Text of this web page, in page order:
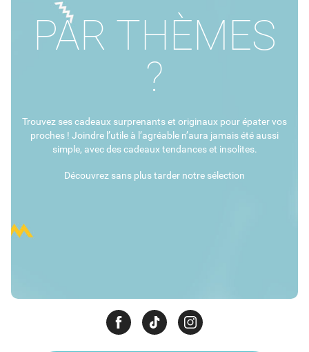
PAR THÈMES
?
Trouvez ses cadeaux surprenants et originaux pour épater vos
proches ! Joindre l’utile à l’agréable n’aura jamais été aussi
simple, avec des cadeaux tendances et insolites.
Découvrez sans plus tarder notre sélection